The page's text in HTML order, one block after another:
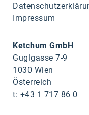
Impressum
Ketchum GmbH
Guglgasse 7-9
1030 Wien
Österreich
t: +43 1 717 86 0